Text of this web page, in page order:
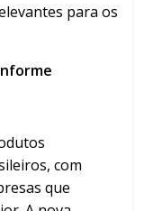
para os
com
que